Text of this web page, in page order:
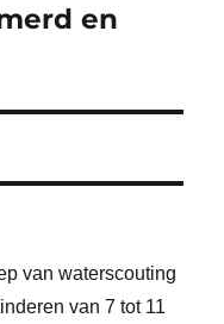
en
van waterscouting
van 7 tot 11